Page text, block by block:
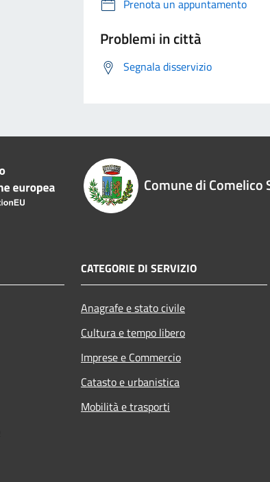
Prenota un appuntamento
Problemi in città
Segnala disservizio
Comune di Comelico
CATEGORIE DI SERVIZIO
Anagrafe e stato civile
Cultura e tempo libero
Imprese e Commercio
Catasto e urbanistica
Mobilità e trasporti